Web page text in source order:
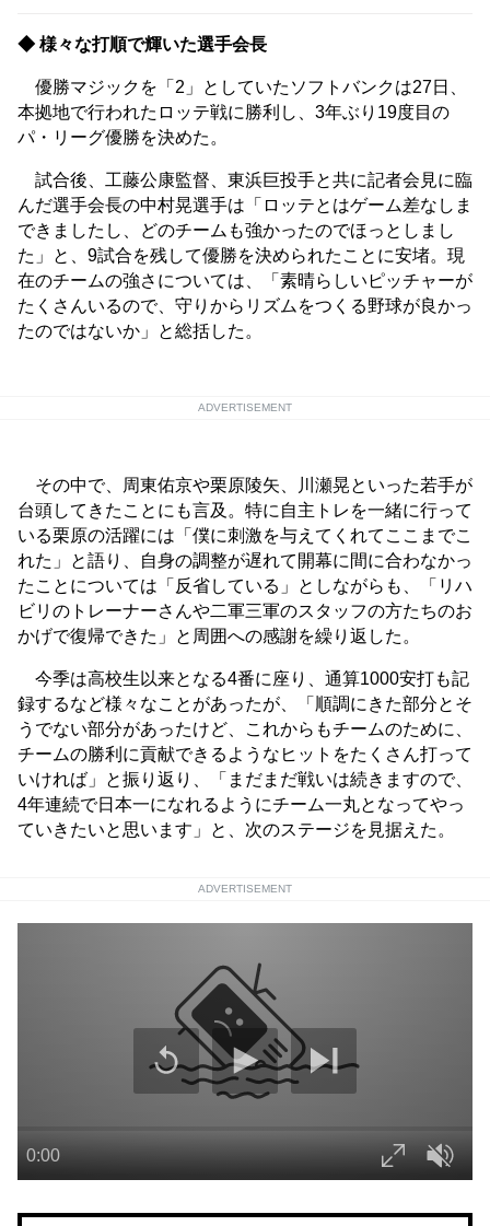
◆ 様々な打順で輝いた選手会長
優勝マジックを「2」としていたソフトバンクは27日、
本拠地で行われたロッテ戦に勝利し、3年ぶり19度目の
パ・リーグ優勝を決めた。
試合後、工藤公康監督、東浜巨投手と共に記者会見に臨
んだ選手会長の中村晃選手は「ロッテとはゲーム差なしま
できましたし、どのチームも強かったのでほっとしまし
た」と、9試合を残して優勝を決められたことに安堵。現
在のチームの強さについては、「素晴らしいピッチャーが
たくさんいるので、守りからリズムをつくる野球が良かっ
たのではないか」と総括した。
ADVERTISEMENT
その中で、周東佑京や栗原陵矢、川瀬晃といった若手が
台頭してきたことにも言及。特に自主トレを一緒に行って
いる栗原の活躍には「僕に刺激を与えてくれてここまでこ
れた」と語り、自身の調整が遅れて開幕に間に合わなかっ
たことについては「反省している」としながらも、「リハ
ビリのトレーナーさんや二軍三軍のスタッフの方たちのお
かげで復帰できた」と周囲への感謝を繰り返した。
今季は高校生以来となる4番に座り、通算1000安打も記
録するなど様々なことがあったが、「順調にきた部分とそ
うでない部分があったけど、これからもチームのために、
チームの勝利に貢献できるようなヒットをたくさん打って
いければ」と振り返り、「まだまだ戦いは続きますので、
4年連続で日本一になれるようにチーム一丸となってやっ
ていきたいと思います」と、次のステージを見据えた。
ADVERTISEMENT